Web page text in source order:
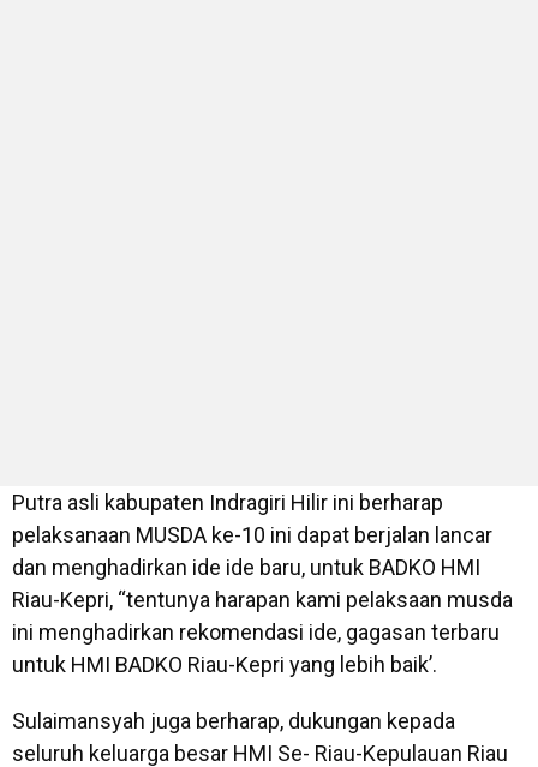
Putra asli kabupaten Indragiri Hilir ini berharap
pelaksanaan MUSDA ke-10 ini dapat berjalan lancar
dan menghadirkan ide ide baru, untuk BADKO HMI
Riau-Kepri, “tentunya harapan kami pelaksaan musda
ini menghadirkan rekomendasi ide, gagasan terbaru
untuk HMI BADKO Riau-Kepri yang lebih baik’.
Sulaimansyah juga berharap, dukungan kepada
seluruh keluarga besar HMI Se- Riau-Kepulauan Riau